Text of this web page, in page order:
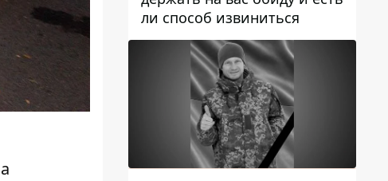
ли способ извиниться